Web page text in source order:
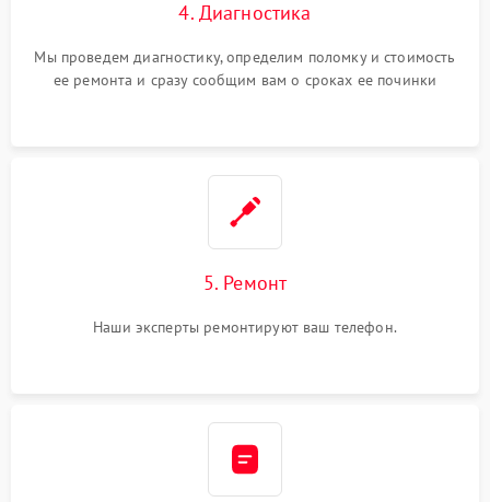
4. Диагностика
Мы проведем диагностику, определим поломку и стоимость
ее ремонта и сразу сообщим вам о сроках ее починки
5. Ремонт
Наши эксперты ремонтируют ваш телефон.